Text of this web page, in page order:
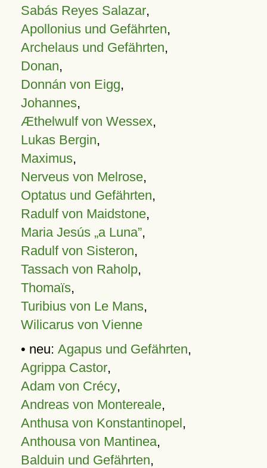
Sabás Reyes Salazar,
Apollonius und Gefährten,
Archelaus und Gefährten,
Donan,
Donnán von Eigg,
Johannes,
Æthelwulf von Wessex,
Lukas Bergin,
Maximus,
Nerveus von Melrose,
Optatus und Gefährten,
Radulf von Maidstone,
Maria Jesús „a Luna”,
Radulf von Sisteron,
Tassach von Raholp,
Thomaïs,
Turibius von Le Mans,
Wilicarus von Vienne
• neu: Agapus und Gefährten,
Agrippa Castor,
Adam von Crécy,
Andreas von Montereale,
Anthusa von Konstantinopel,
Anthousa von Mantinea,
Balduin und Gefährten,